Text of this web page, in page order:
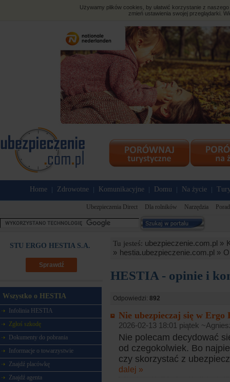
Używamy plików cookies, by ułatwić korzystanie z
zmień ustawienia swojej przeglądarki.
Home Zdrowotne Komunikacyjne Domu Na życie
Ubezpieczenia Direct Dla rolników Narzędzia
STU ERGO HESTIA S.A.
Sprawdź
Wszystko o HESTIA
Infolinia HESTIA
Zgłoś szkodę
Dokumenty do pobrania
Informacje o towarzystwie
Znajdź placówkę
Znajdź agenta
Tu jesteś: ubezpieczenie.com.pl »
» hestia.ubezpieczenie.com.pl »
HESTIA - opinie i
Odpowiedzi: 892
Nie ubezpieczaj się w Ergo
2026-02-13 18:01 piątek
Nie polecam decydować
od czegokolwiek. Bo
czy skorzystać z
dalej »